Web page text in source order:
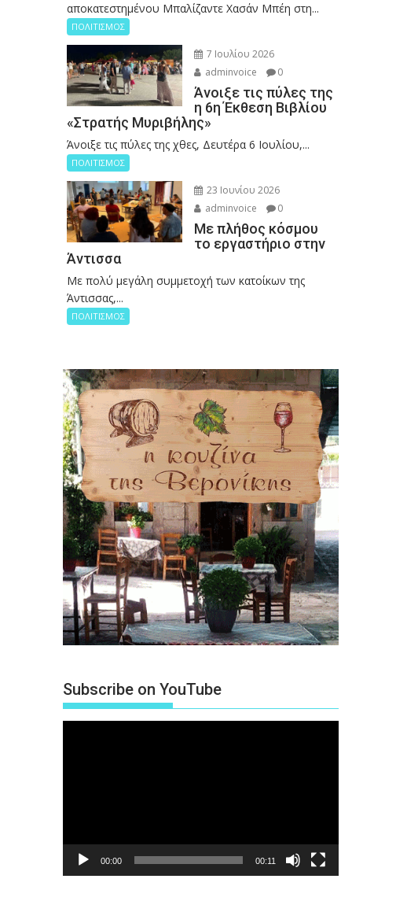
αποκατεστημένου Μπαλίζαντε Χασάν Μπέη στη...
ΠΟΛΙΤΙΣΜΟΣ
7 Ιουλίου 2026
adminvoice
0
Άνοιξε τις πύλες της
η 6η Έκθεση Βιβλίου
«Στρατής Μυριβήλης»
Άνοιξε τις πύλες της χθες, Δευτέρα 6 Ιουλίου,...
ΠΟΛΙΤΙΣΜΟΣ
23 Ιουνίου 2026
adminvoice
0
Με πλήθος κόσμου
το εργαστήριο στην
Άντισσα
Με πολύ μεγάλη συμμετοχή των κατοίκων της
Άντισσας,...
ΠΟΛΙΤΙΣΜΟΣ
Subscribe on YouTube
00:00 00:11